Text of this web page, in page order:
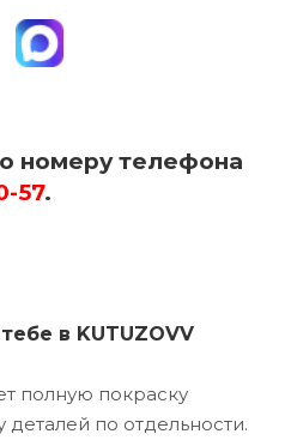
номеру телефона
57.
в KUTUZOVV
полную покраску
по отдельности.